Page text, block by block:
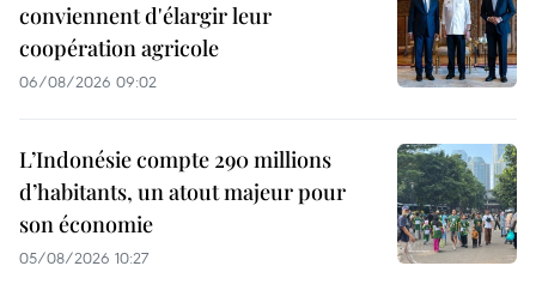
conviennent d'élargir leur
coopération agricole
06/08/2026 09:02
L’Indonésie compte 290 millions
d’habitants, un atout majeur pour
son économie
05/08/2026 10:27